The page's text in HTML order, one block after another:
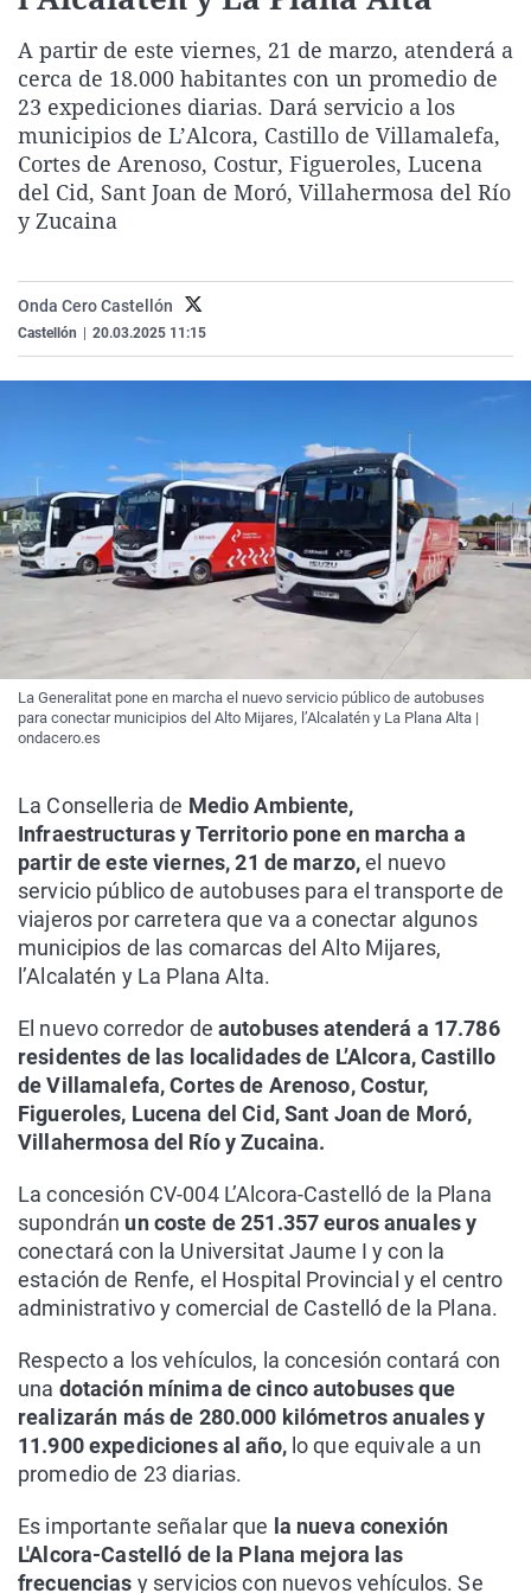
Gente viajera
Como el perro y el
Retornados
Equipo de
Operación Viuda
Galicia
La Rioja
Navarra
País Vasco
Televisión
Elecciones
A partir de este viernes, 21 de marzo, atenderá a
cerca de 18.000 habitantes con un promedio de
23 expediciones diarias. Dará servicio a los
municipios de L’Alcora, Castillo de Villamalefa,
Cortes de Arenoso, Costur, Figueroles, Lucena
del Cid, Sant Joan de Moró, Villahermosa del Río
y Zucaina
Onda Cero Castellón
Castellón 20.03.2025 11:15
La Generalitat pone en marcha el nuevo servicio público de autobuses
para conectar municipios del Alto Mijares, l’Alcalatén y La Plana Alta |
ondacero.es
La Conselleria de Medio Ambiente,
Infraestructuras y Territorio pone en marcha a
partir de este viernes, 21 de marzo,el nuevo
servicio público de autobuses para el transporte de
viajeros por carretera que va a conectar algunos
municipios de las comarcas del Alto Mijares,
l’Alcalatén y La Plana Alta.
El nuevo corredor de autobuses atenderá a 17.786
residentes de las localidades de L’Alcora, Castillo
de Villamalefa, Cortes de Arenoso, Costur,
Figueroles, Lucena del Cid, Sant Joan de Moró,
Villahermosa del Río y Zucaina.
La concesión CV-004 L’Alcora-Castelló de la Plana
supondrán un coste de 251.357 euros anuales y
conectará con la Universitat Jaume I y con la
estación de Renfe, el Hospital Provincial y el centro
administrativo y comercial de Castelló de la Plana.
Respecto a los vehículos, la concesión contará con
una dotación mínima de cinco autobuses que
realizarán más de 280.000 kilómetros anuales y
11.900 expediciones al año,lo que equivale a un
promedio de 23 diarias.
Es importante señalar que la nueva conexión
L'Alcora-Castelló de la Plana mejora las
frecuencias y servicios con nuevos vehículos. Se